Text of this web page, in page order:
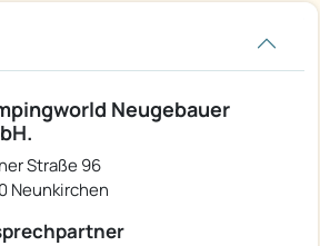
Neugebauer
Straße 96
Neunkirchen